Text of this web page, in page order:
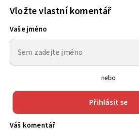
Vložte vlastní komentář
Vaše jméno
nebo
Přihlásit se
Váš komentář